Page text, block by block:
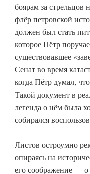
боярам за
флёр петровской
должен был стать
которое Пётр
существовавшее
Сенат во время
когда Пётр думал,
Такой документ в
легенда о нём была
собирался
Листов остроумно
опираясь на
его соображение —